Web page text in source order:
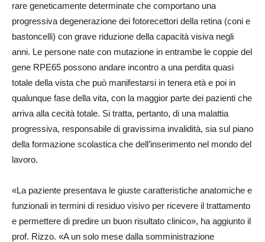
rare geneticamente determinate che comportano una
progressiva degenerazione dei fotorecettori della retina (coni e
bastoncelli) con grave riduzione della capacità visiva negli
anni. Le persone nate con mutazione in entrambe le coppie del
gene RPE65 possono andare incontro a una perdita quasi
totale della vista che può manifestarsi in tenera età e poi in
qualunque fase della vita, con la maggior parte dei pazienti che
arriva alla cecità totale. Si tratta, pertanto, di una malattia
progressiva, responsabile di gravissima invalidità, sia sul piano
della formazione scolastica che dell’inserimento nel mondo del
lavoro.
«La paziente presentava le giuste caratteristiche anatomiche e
funzionali in termini di residuo visivo per ricevere il trattamento
e permettere di predire un buon risultato clinico», ha aggiunto il
prof. Rizzo. «A un solo mese dalla somministrazione